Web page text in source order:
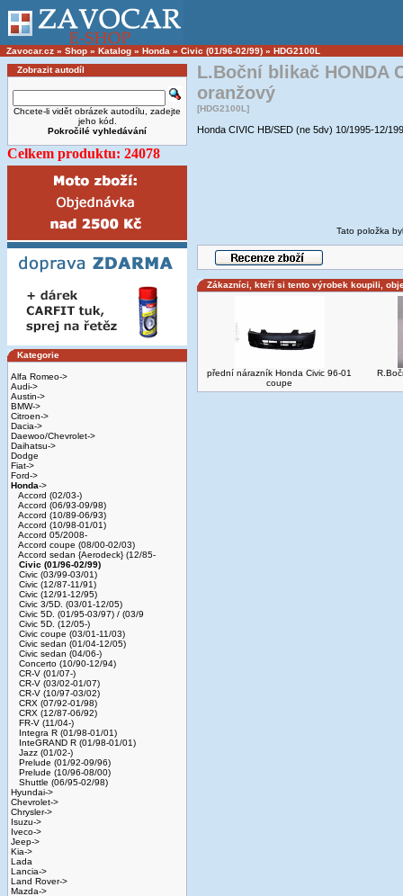
Zavocar.cz » Shop » Katalog » Honda » Civic (01/96-02/99) » HDG2100L
Zobrazit autodíl
Chcete-li vidět obrázek autodílu, zadejte
jeho kód.
Pokročilé vyhledávání
Celkem produktu: 24078
Kategorie
Alfa Romeo->
Audi->
Austin->
BMW->
Citroen->
Dacia->
Daewoo/Chevrolet->
Daihatsu->
Dodge
Fiat->
Ford->
Honda->
Accord (02/03-)
Accord (06/93-09/98)
Accord (10/89-06/93)
Accord (10/98-01/01)
Accord 05/2008-
Accord coupe (08/00-02/03)
Accord sedan {Aerodeck} (12/85-
Civic (01/96-02/99)
Civic (03/99-03/01)
Civic (12/87-11/91)
Civic (12/91-12/95)
Civic 3/5D. (03/01-12/05)
Civic 5D. (01/95-03/97) / (03/9
Civic 5D. (12/05-)
Civic coupe (03/01-11/03)
Civic sedan (01/04-12/05)
Civic sedan (04/06-)
Concerto (10/90-12/94)
CR-V (01/07-)
CR-V (03/02-01/07)
CR-V (10/97-03/02)
CRX (07/92-01/98)
CRX (12/87-06/92)
FR-V (11/04-)
Integra R (01/98-01/01)
InteGRAND R (01/98-01/01)
Jazz (01/02-)
Prelude (01/92-09/96)
Prelude (10/96-08/00)
Shuttle (06/95-02/98)
Hyundai->
Chevrolet->
Chrysler->
Isuzu->
Iveco->
Jeep->
Kia->
Lada
Lancia->
Land Rover->
Mazda->
L.Boční blikač HONDA
oranžový
[HDG2100L]
Honda CIVIC HB/SED (ne 5dv) 10/1995-12/
Tato položka
Zákazníci, kteří si tento výrobek koupili,
přední nárazník Honda Civic 96-01
coupe